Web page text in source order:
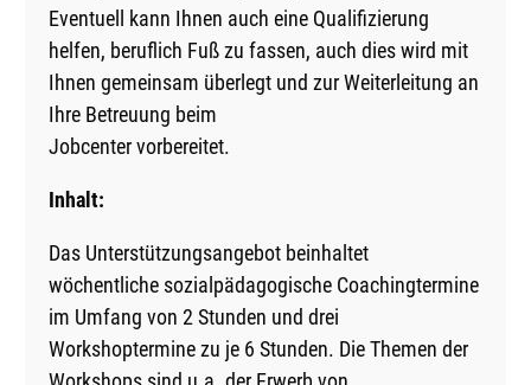
Eventuell kann Ihnen auch eine Qualifizierung
helfen, beruflich Fuß zu fassen, auch dies wird mit
Ihnen gemeinsam überlegt und zur Weiterleitung an
Ihre Betreuung beim
Jobcenter vorbereitet.
Inhalt:
Das Unterstützungsangebot beinhaltet
wöchentliche sozialpädagogische Coachingtermine
im Umfang von 2 Stunden und drei
Workshoptermine zu je 6 Stunden. Die Themen der